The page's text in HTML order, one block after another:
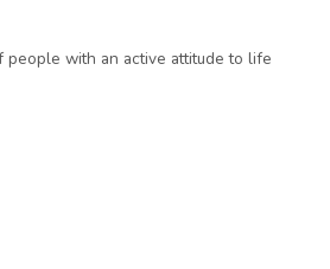
people with an active attitude to life